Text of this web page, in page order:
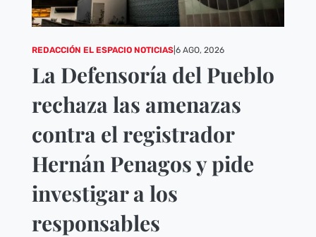
REDACCIÓN EL ESPACIO NOTICIAS| 6 AGO, 2026
La Defensoría del Pueblo
rechaza las amenazas
contra el registrador
Hernán Penagos y pide
investigar a los
responsables